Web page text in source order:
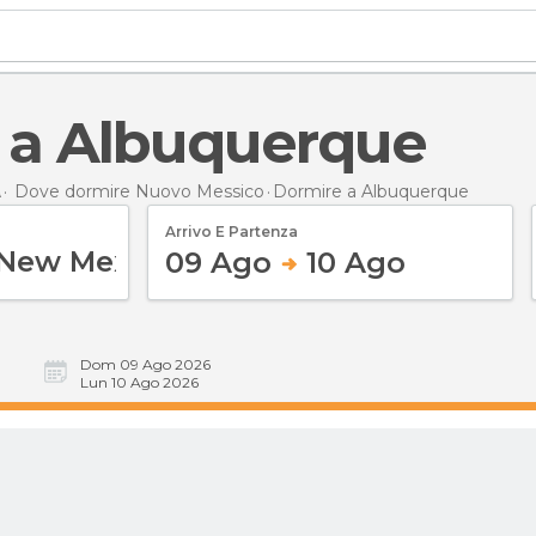
a Albuquerque
Dove dormire Nuovo Messico Dormire a Albuquerque
Arrivo E Partenza
09 Ago 10 Ago
Dom 09 Ago 2026
Lun 10 Ago 2026